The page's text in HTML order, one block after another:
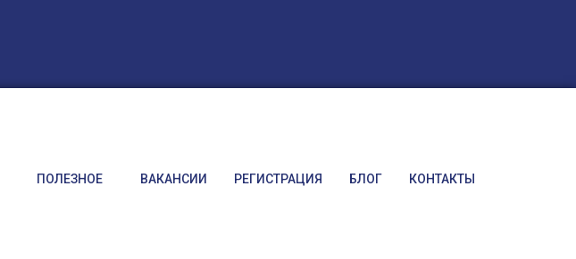
ПОЛЕЗНОЕ ВАКАНСИИ РЕГИСТРАЦИЯ БЛОГ КОНТАКТЫ